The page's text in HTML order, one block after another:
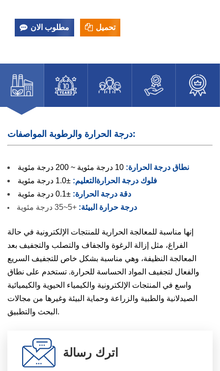
مطلوب الان تحميل
درجة الحرارة والرطوبة المواصفات:
نطاق درجة الحرارة: 10 درجة مئوية ~ 200 درجة مئوية
فلوك درجة الحرارة التعليم: ±1.0 درجة مئوية
دقة درجة الحرارة: ±0.1 درجة مئوية
درجة حرارة البيئة: +5~35 درجة مئوية
إنها مناسبة للمعالجة الحرارية للمنتجات الإلكترونية في حالة
الفراغ، مثل إزالة الرغوة والجفاف والتصلب والتجفيف بعد
المعالجة النظيفة، وهي مناسبة بشكل خاص للتجفيف السريع
والفعال لتجفيف المواد الحساسة للحرارة. تستخدم على نطاق
واسع في المنتجات الإلكترونية والكيمياء الحيوية والكيميائية
الصيدلانية والطبية والزراعة وحماية البيئة وغيرها من مجالات
البحث والتطبيق.
اترك رسالة